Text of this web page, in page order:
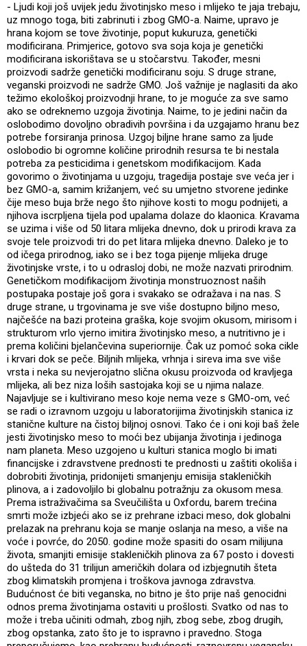
- Ljudi koji još uvijek jedu životinjsko meso i mlijeko te jaja trebaju,
uz mnogo toga, biti zabrinuti i zbog GMO-a. Naime, upravo je
hrana kojom se tove životinje, poput kukuruza, genetički
modificirana. Primjerice, gotovo sva soja koja je genetički
modificirana iskorištava se u stočarstvu. Također, mesni
proizvodi sadrže genetički modificiranu soju. S druge strane,
veganski proizvodi ne sadrže GMO. Još važnije je naglasiti da ako
težimo ekološkoj proizvodnji hrane, to je moguće za sve samo
ako se odreknemo uzgoja životinja. Naime, to je jedini način da
oslobodimo dovoljno obradivih površina i da uzgajamo hranu bez
potrebe forsiranja prinosa. Uzgoj biljne hrane samo za ljude
oslobodio bi ogromne količine prirodnih resursa te bi nestala
potreba za pesticidima i genetskom modifikacijom. Kada
govorimo o životinjama u uzgoju, tragedija postaje sve veća jer i
bez GMO-a, samim križanjem, već su umjetno stvorene jedinke
čije meso buja brže nego što njihove kosti to mogu podnijeti, a
njihova iscrpljena tijela pod upalama dolaze do klaonica. Kravama
se uzima i više od 50 litara mlijeka dnevno, dok u prirodi krava za
svoje tele proizvodi tri do pet litara mlijeka dnevno. Daleko je to
od ičega prirodnog, iako se i bez toga pijenje mlijeka druge
životinjske vrste, i to u odrasloj dobi, ne može nazvati prirodnim.
Genetičkom modifikacijom životinja monstruoznost naših
postupaka postaje još gora i svakako se odražava i na nas. S
druge strane, u trgovinama je sve više dostupno biljno meso,
najčešće na bazi proteina graška, koje svojim okusom, mirisom i
strukturom vrlo vjerno imitira životinjsko meso, a nutritivno je i
prema količini bjelančevina superiornije. Čak uz pomoć soka cikle
i krvari dok se peče. Biljnih mlijeka, vrhnja i sireva ima sve više
vrsta i neka su nevjerojatno slična okusu proizvoda od kravljega
mlijeka, ali bez niza loših sastojaka koji se u njima nalaze.
Najavljuje se i kultivirano meso koje nema veze s GMO-om, već
se radi o izravnom uzgoju u laboratorijima životinjskih stanica iz
stanične kulture na čistoj biljnoj osnovi. Tako će i oni koji baš žele
jesti životinjsko meso to moći bez ubijanja životinja i jedinoga
nam planeta. Meso uzgojeno u kulturi stanica moglo bi imati
financijske i zdravstvene prednosti te prednosti u zaštiti okoliša i
dobrobiti životinja, pridonijeti smanjenju emisija stakleničkih
plinova, a i zadovoljilo bi globalnu potražnju za okusom mesa.
Prema istraživačima sa Sveučilišta u Oxfordu, barem trećina
smrti može izbjeći ako se iz prehrane izbaci meso, dok globalni
prelazak na prehranu koja se manje oslanja na meso, a više na
voće i povrće, do 2050. godine može spasiti do osam milijuna
života, smanjiti emisije stakleničkih plinova za 67 posto i dovesti
do ušteda do 31 trilijun američkih dolara od izbjegnutih šteta
zbog klimatskih promjena i troškova javnoga zdravstva.
Budućnost će biti veganska, no bitno je što prije naš genocidni
odnos prema životinjama ostaviti u prošlosti. Svatko od nas to
može i treba učiniti odmah, zbog njih, zbog sebe, zbog drugih,
zbog opstanka, zato što je to ispravno i pravedno. Stoga